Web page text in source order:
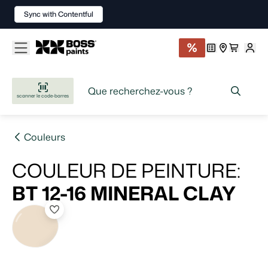
scanner le code-barres
Couleurs
COULEUR DE PEINTURE:
BT 12-16 MINERAL CLAY
Sync with Contentful